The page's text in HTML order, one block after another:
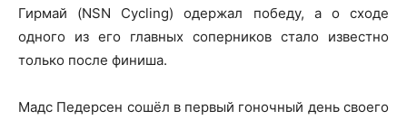
Гирмай (NSN Cycling) одержал победу, а о сходе
одного из его главных соперников стало известно
только после финиша.
Мадс Педерсен сошёл в первый гоночный день своего